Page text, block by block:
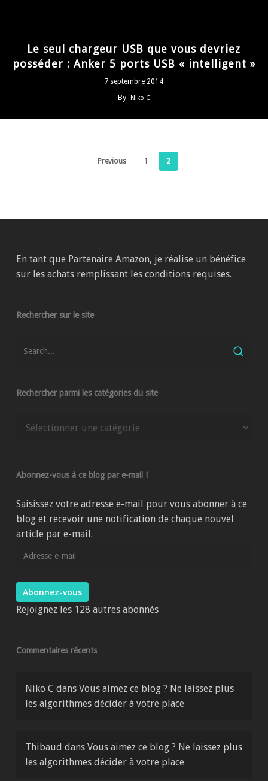
Le seul chargeur USB que vous devriez
posséder : Anker 5 ports USB « intelligent »
7 septembre 2014
By Niko C
Previous 1 2
En tant que Partenaire Amazon, je réalise un bénéfice
sur les achats remplissant les conditions requises.
Rechercher sur le site
Rechercher parmi les catégories du site
Rechercher
du
Abonnez-vous à ce blog par e-mail !
Saisissez votre adresse e-mail pour vous abonner à ce
blog et recevoir une notification de chaque nouvel
article par e-mail.
Abonnez-vous
Rejoignez les 128 autres abonnés
Commentaires récents
Niko C dans Vous aimez ce blog ? Ne laissez plus
les algorithmes décider à votre place
Thibaud dans Vous aimez ce blog ? Ne laissez plus
les algorithmes décider à votre place